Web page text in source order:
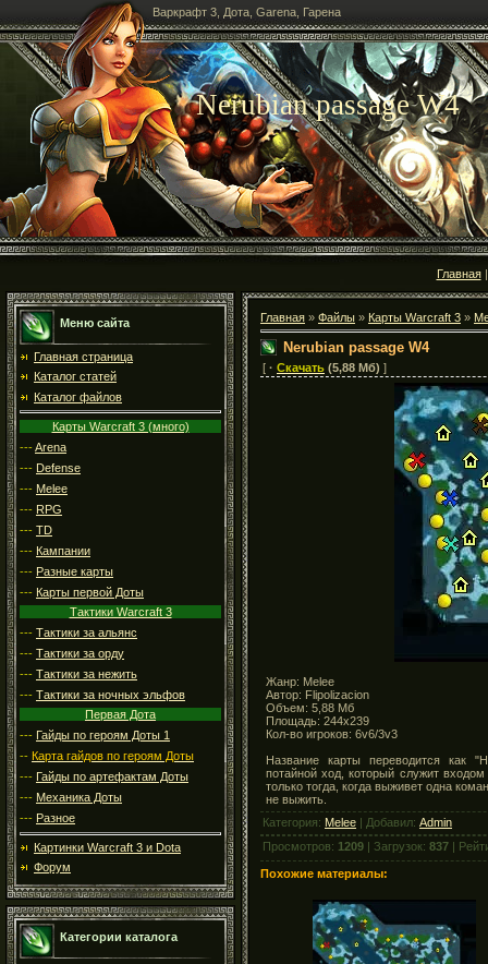
Варкрафт 3, Дота, Garena, Гарена
Nerubian passage W4
Главная
Меню сайта
Главная страница
Каталог статей
Каталог файлов
Карты Warcraft 3 (много)
---Arena
--- Defense
--- Melee
--- RPG
--- TD
--- Кампании
--- Разные карты
--- Карты первой Доты
Тактики Warcraft 3
--- Тактики за альянс
--- Тактики за орду
--- Тактики за нежить
--- Тактики за ночных эльфов
Первая Дота
--- Гайды по героям Доты 1
-- Карта гайдов по героям Доты
--- Гайды по артефактам Доты
--- Механика Доты
--- Разное
Картинки Warcraft 3 и Dota
Форум
Категории каталога
Главная » Файлы » Карты Warcraft 3 »
Nerubian passage W4
[ · Скачать (5,88 Мб) ]
Жанр: Melee
Автор: Flipolizacion
Объем: 5,88 Мб
Площадь: 244x239
Кол-во игроков: 6v6/3v3
Название карты переводится как
потайной ход, который служит
только тогда, когда выживет одна
не выжить.
Категория: Melee | Добавил: Admin
Просмотров: 1209 | Загрузок: 837 |
Похожие материалы: